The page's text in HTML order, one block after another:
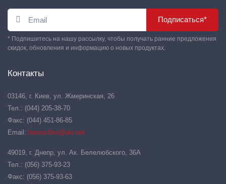
Подписаться*
* Подпишитесь на нашу рассылку, чтобы получать ранние предложения
скидок, обновления и информацию о новых продуктах.
Контакты
03146, г. Киев, ул. Жмеринская, 26
Тел.: (044) 205-38-70
Факс: (044) 451-86-85
Email: hansa-flex@ukr.net
49019, г. Днепр, ул. Ак. Белелюбского, 36А
Тел.: (056) 375-93-23
Факс: (056) 375-93-63